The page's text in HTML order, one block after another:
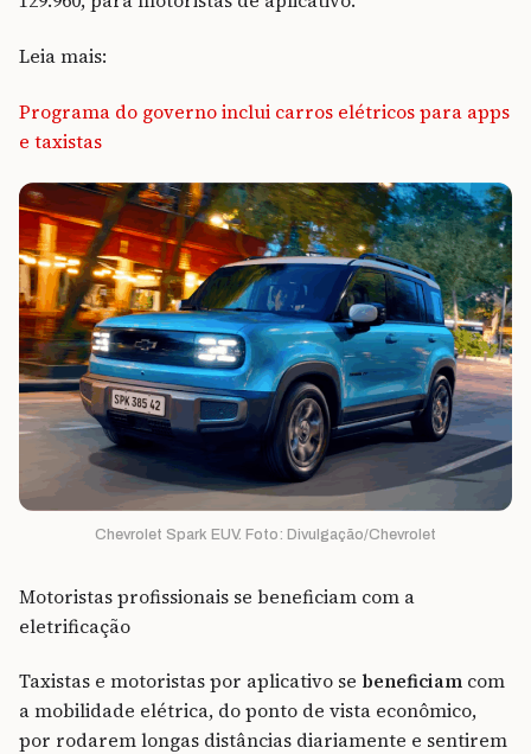
Leia mais:
Programa do governo inclui carros elétricos para apps
e taxistas
Chevrolet Spark EUV. Foto: Divulgação/Chevrolet
Motoristas profissionais se beneficiam com a
eletrificação
Taxistas e motoristas por aplicativo se beneficiam com
a mobilidade elétrica, do ponto de vista econômico,
por rodarem longas distâncias diariamente e sentirem